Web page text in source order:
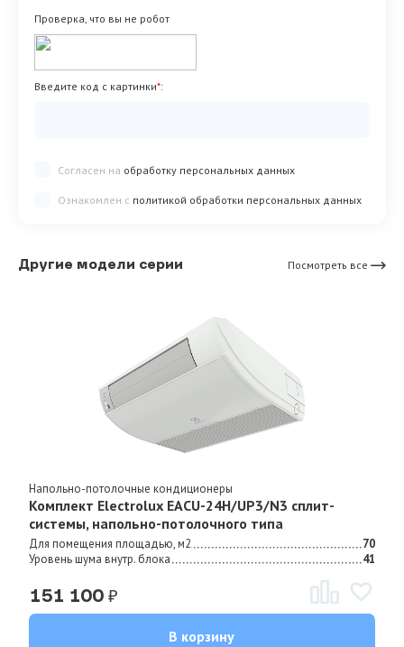
Проверка, что вы не робот
Введите код с картинки*:
Согласен на обработку персональных данных
Ознакомлен с политикой обработки персональных данных
Другие модели серии Посмотреть все
Напольно-потолочные кондиционеры
Комплект Electrolux EACU-24H/UP3/N3 сплит-
системы, напольно-потолочного типа
Для помещения площадью, м2
70
Уровень шума внутр. блока
41
151 100 ₽
В корзину